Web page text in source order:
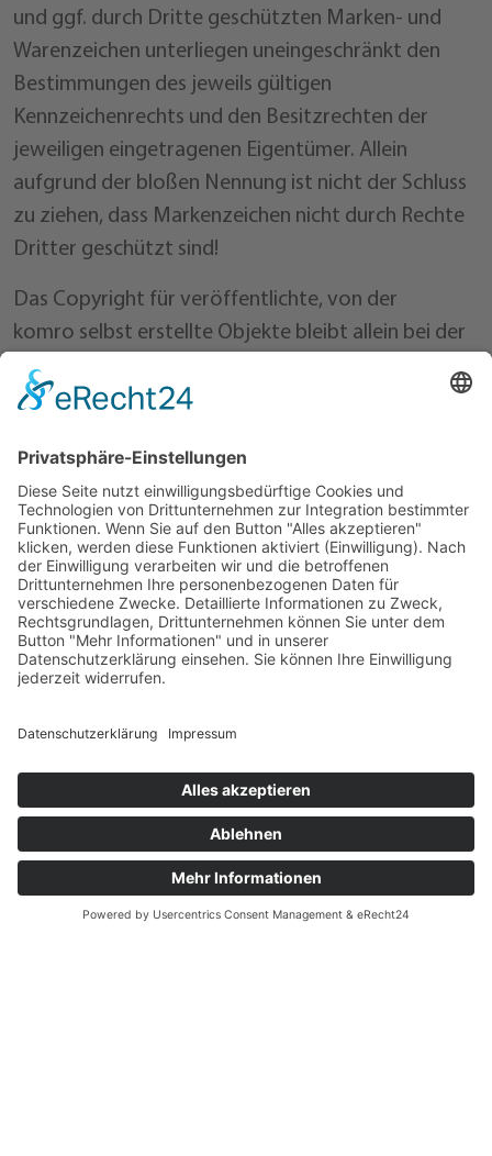
und ggf. durch Dritte geschützten Marken- und
Warenzeichen unterliegen uneingeschränkt den
Bestimmungen des jeweils gültigen
Kennzeichenrechts und den Besitzrechten der
jeweiligen eingetragenen Eigentümer. Allein
aufgrund der bloßen Nennung ist nicht der Schluss
zu ziehen, dass Markenzeichen nicht durch Rechte
Dritter geschützt sind!
Das Copyright für veröffentlichte, von der
komro selbst erstellte Objekte bleibt allein bei der
komro. Eine Vervielfältigung oder Verwendung
solcher Grafiken, Tondokumente, Videosequenzen
gedruckten Publikationen ist ohne ausdrückliche
Zustimmung der komro nicht gestattet.